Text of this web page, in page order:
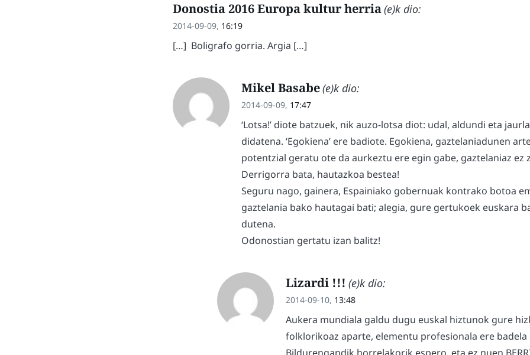
Donostia 2016 Europa kultur herria(e)k dio:
2014-09-09, 16:19
[…] Boligrafo gorria. Argia […]
Mikel Basabe(e)k dio:
2014-09-09, 17:47
‘Lotsa!’ diote batzuek, nik auzo-lotsa diot: udal, aldundi eta
didatena. ‘Egokiena’ ere badiote. Egokiena, gaztelaniadunen
potentzial geratu ote da aurkeztu ere egin gabe, gaztelaniaz ez
Derrigorra bata, hautazkoa bestea!
Seguru nago, gainera, Espainiako gobernuak kontrako botoa
gaztelania bako hautagai bati; alegia, gure gertukoek euskara
dutena.
Odonostian gertatu izan balitz!
Lizardi !!! (e)k dio:
2014-09-10, 13:48
Aukera mundiala galdu dugu euskal hiztunok gure
folklorikoaz aparte, elementu profesionala ere badela